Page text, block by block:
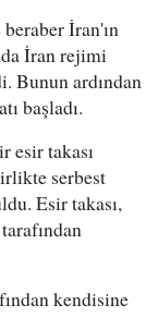
İran'ın
İran rejimi
Bunun ardından
başladı.
esir takası
serbest
Esir takası,
kendisine